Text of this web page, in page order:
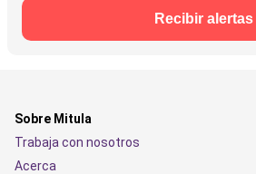
Recibir alertas
Sobre Mitula
Trabaja con nosotros
Acerca